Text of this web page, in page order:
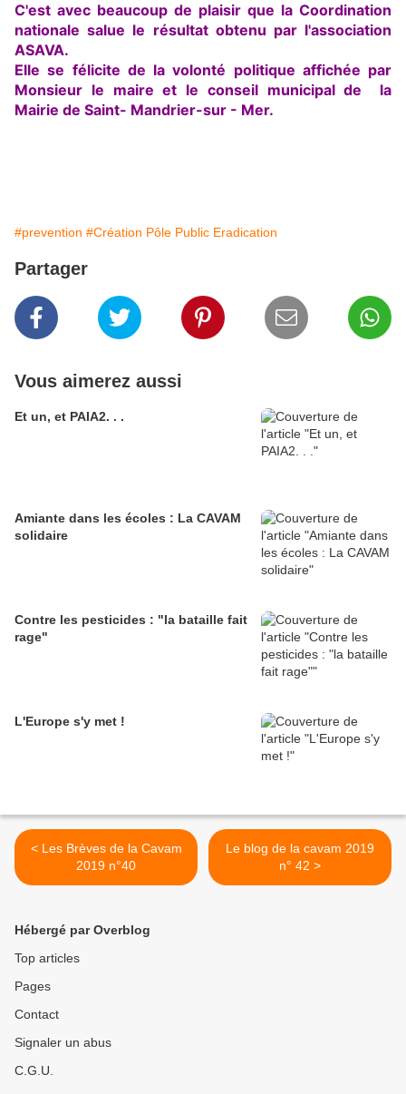
C'est avec beaucoup de plaisir que la Coordination
nationale salue le résultat obtenu par l'association
ASAVA.
Elle se félicite de la volonté politique affichée par
Monsieur le maire et le conseil municipal de la
Mairie de Saint- Mandrier-sur - Mer.
#prevention #Création Pôle Public Eradication
Partager
Vous aimerez aussi
Et un, et PAIA2. . .
Amiante dans les écoles : La CAVAM
solidaire
Contre les pesticides : "la bataille fait
rage"
L'Europe s'y met !
< Les Brèves de la Cavam
2019 n°40
Le blog de la cavam 2019
n° 42 >
Hébergé par Overblog
Top articles
Pages
Contact
Signaler un abus
C.G.U.